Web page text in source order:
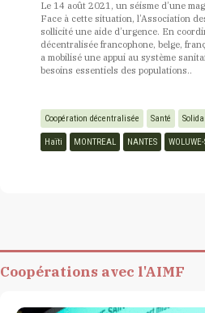
Le 14 août 2021, un séisme d’une
Face à cette situation, l’Association
sollicité une aide d’urgence. En
décentralisée francophone, belge,
a mobilisé une appui au système
besoins essentiels des populations..
Coopération décentralisée Santé
Haïti MONTREAL NANTES
Coopérations avec l'AIMF